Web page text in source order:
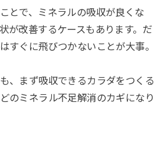
とで、ミネラルの吸収が良くな
が改善するケースもあります。だ
すぐに飛びつかないことが大事。
、まず吸収できるカラダをつくる
のミネラル不足解消のカギになり